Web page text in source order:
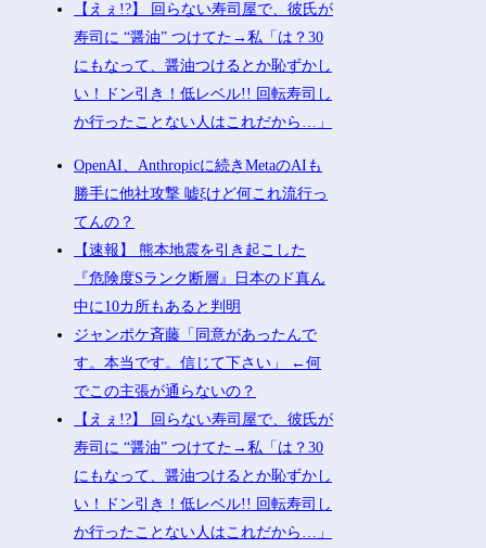
【えぇ!?】 回らない寿司屋で、彼氏が
寿司に “醤油” つけてた→私「は？30
にもなって、醤油つけるとか恥ずかし
い！ドン引き！低レベル!! 回転寿司し
か行ったことない人はこれだから…」
OpenAI、Anthropicに続きMetaのAIも
勝手に他社攻撃 嘘ξけど何これ流行っ
てんの？
【速報】 熊本地震を引き起こした
『危険度Sランク断層』日本のド真ん
中に10カ所もあると判明
ジャンポケ斉藤「同意があったんで
す。本当です。信じて下さい」 ←何
でこの主張が通らないの？
【えぇ!?】 回らない寿司屋で、彼氏が
寿司に “醤油” つけてた→私「は？30
にもなって、醤油つけるとか恥ずかし
い！ドン引き！低レベル!! 回転寿司し
か行ったことない人はこれだから…」